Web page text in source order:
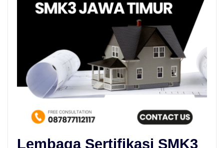
Lembaga Sertifikasi SMK3